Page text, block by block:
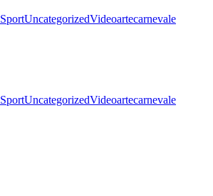
SportUncategorizedVideoartecarnevale
SportUncategorizedVideoartecarnevale